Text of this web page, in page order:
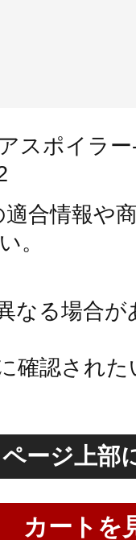
スポイラ
合情報や
。
なる場合
確認され
ページ上部
カートを